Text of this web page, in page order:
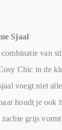
Sjaal
van
Chic in de
voegt niet
houdt je ook
grijs